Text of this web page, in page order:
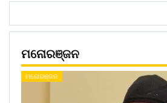
ମନୋରଞ୍ଜନ
ମନୋରଞ୍ଜନ